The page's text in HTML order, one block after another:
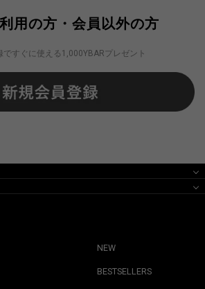
用の方・会員以外の方
ですぐに使える1,000YBARプレゼント
NEW
BESTSELLERS